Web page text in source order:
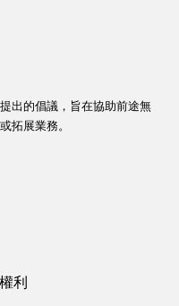
出的倡議，旨在協助前途無
拓展業務。
利